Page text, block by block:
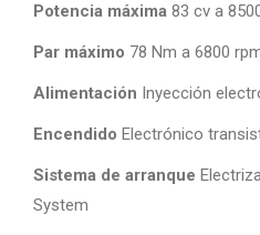
Potencia máxima 83 cv a
Par máximo 78 Nm a 6800
Alimentación Inyección
Encendido Electrónico
Sistema de arranque
System